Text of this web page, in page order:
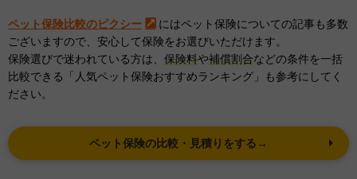
ペット保険比較のピクシー
にはペット保険についての記事も多数
ございますので、安心して保険をお選びいただけます。
保険選びで迷われている方は、 保険料や補償割合などの条件を一括
比較できる「人気ペット保険おすすめランキング」も参考にしてく
ださい。
ペット保険の比較・見積りをする→